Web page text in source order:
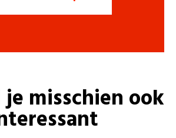
misschien ook